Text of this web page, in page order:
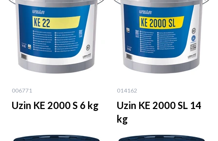
006771
Uzin KE 2000 S 6 kg
014162
Uzin KE 2000 SL 14
kg